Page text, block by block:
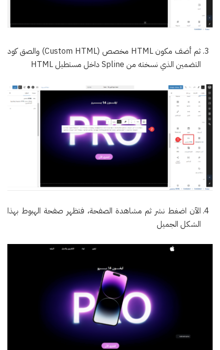
ثم أضف مكون HTML مخصص (Custom HTML) والصق كود
التضمين الذي نسخته من Spline داخل مستطيل HTML
الآن اضغط نشر ثم مشاهدة الصفحة، فتظهر صفحة الهبوط بهذا
الشكل الجميل